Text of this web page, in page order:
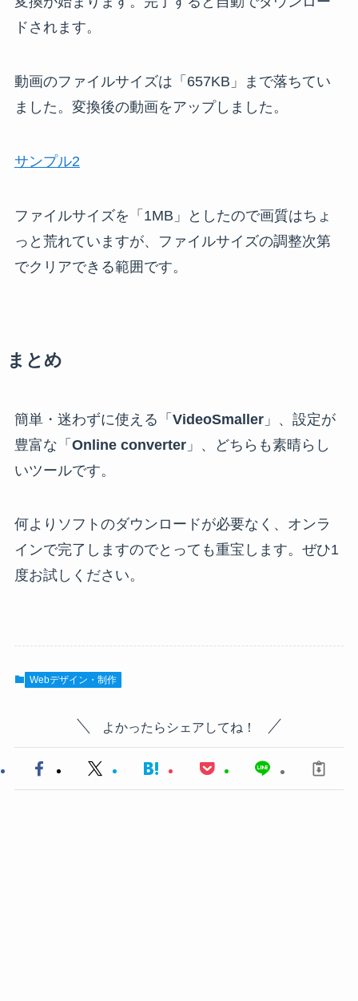
ドされます。
動画のファイルサイズは「657KB」まで落ちてい
ました。変換後の動画をアップしました。
サンプル2
ファイルサイズを「1MB」としたので画質はちょ
っと荒れていますが、ファイルサイズの調整次第
でクリアできる範囲です。
まとめ
簡単・迷わずに使える「 VideoSmaller」、設定が
豊富な「 Online converter」、どちらも素晴らし
いツールです。
何よりソフトのダウンロードが必要なく、オンラ
インで完了しますのでとっても重宝します。ぜひ1
度お試しください。
Webデザイン・制作
よかったらシェアしてね！